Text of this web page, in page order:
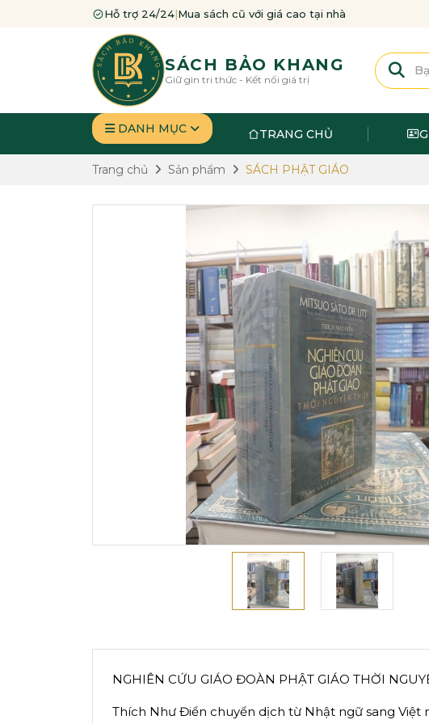
Hỗ trợ 24/24|Mua sách cũ với giá cao tại nhà
SÁCH BẢO KHANG
Giữ gìn tri thức - Kết nối giá trị
DANH MỤC TRANG CHỦ
Trang chủ Sản phẩm SÁCH PHẬT GIÁO
NGHIÊN CỨU GIÁO ĐOÀN PHẬT GIÁO THỜI
Thích Như Điển chuyển dịch từ Nhật ngữ sang Việt